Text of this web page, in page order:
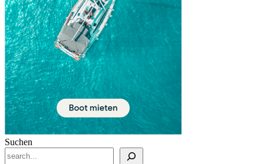
Suchen